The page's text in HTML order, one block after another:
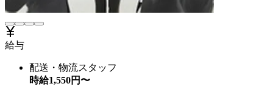
給与
配送・物流スタッフ
時給1,550円〜